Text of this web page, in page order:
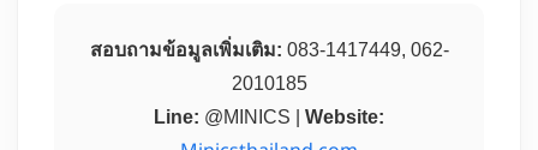
สอบถามข้อมูลเพิ่มเติม: 083-1417449, 062-
2010185
Line: @MINICS | Website: